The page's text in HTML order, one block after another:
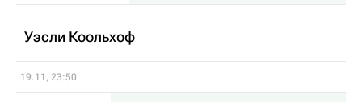
Уэсли Коольхоф
19.11, 23:50